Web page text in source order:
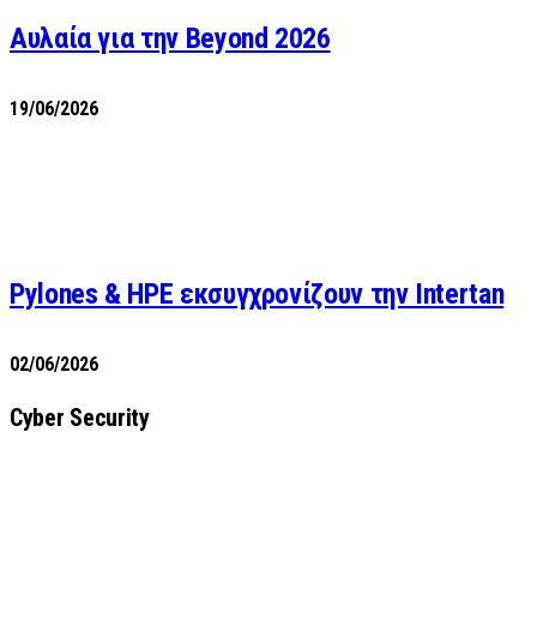
Αυλαία για την Beyond 2026
19/06/2026
Pylones & HPE εκσυγχρονίζουν την Intertan
02/06/2026
Cyber Security